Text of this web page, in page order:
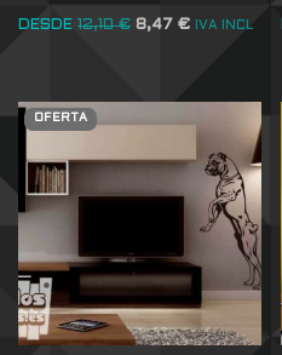
DESDE 12,10€ 8,47 € IVA INCL
OFERTA